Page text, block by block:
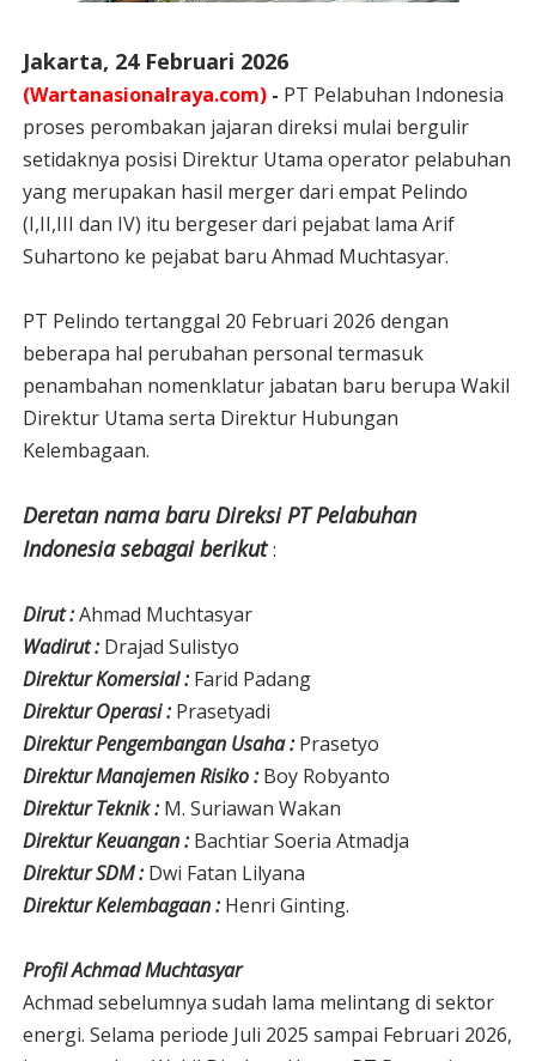
Jakarta, 24 Februari 2026
(Wartanasionalraya.com) - PT Pelabuhan Indonesia
proses perombakan jajaran direksi mulai bergulir
setidaknya posisi Direktur Utama operator pelabuhan
yang merupakan hasil merger dari empat Pelindo
(I,II,III dan IV) itu bergeser dari pejabat lama Arif
Suhartono ke pejabat baru Ahmad Muchtasyar.
PT Pelindo tertanggal 20 Februari 2026 dengan
beberapa hal perubahan personal termasuk
penambahan nomenklatur jabatan baru berupa Wakil
Direktur Utama serta Direktur Hubungan
Kelembagaan.
Deretan nama baru Direksi PT Pelabuhan
Indonesia sebagai berikut:
Dirut :Ahmad Muchtasyar
Wadirut :Drajad Sulistyo
Direktur Komersial :Farid Padang
Direktur Operasi :Prasetyadi
Direktur Pengembangan Usaha :Prasetyo
Direktur Manajemen Risiko :Boy Robyanto
Direktur Teknik :M. Suriawan Wakan
Direktur Keuangan :Bachtiar Soeria Atmadja
Direktur SDM :Dwi Fatan Lilyana
Direktur Kelembagaan :Henri Ginting.
Profil Achmad Muchtasyar
Achmad sebelumnya sudah lama melintang di sektor
energi. Selama periode Juli 2025 sampai Februari 2026,